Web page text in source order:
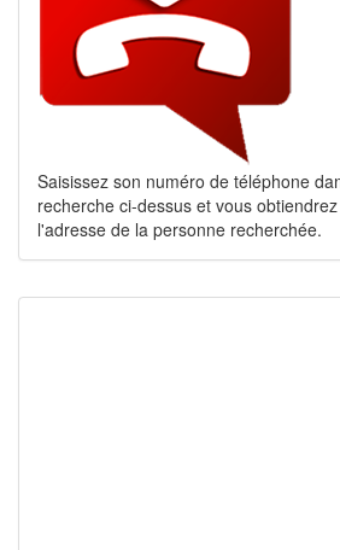
Saisissez son numéro de téléphone
recherche ci-dessus et vous
l'adresse de la personne recherchée.